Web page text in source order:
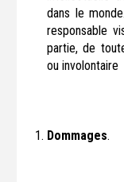
dans le
responsable
partie, de
ou involontaire
Dommages.